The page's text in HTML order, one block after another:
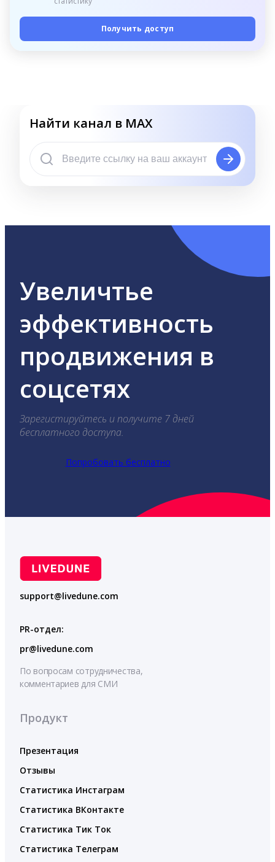
Получить доступ
Найти канал в MAX
Увеличтье
эффективность
продвижения в
соцсетях
Зарегистируйтесь и получите 7 дней
бесплатного доступа.
Попробовать бесплатно
support@livedune.com
PR-отдел:
pr@livedune.com
По вопросам сотрудничества,
комментариев для СМИ
Продукт
Презентация
Отзывы
Статистика Инстаграм
Статистика ВКонтакте
Статистика Тик Ток
Статистика Телеграм